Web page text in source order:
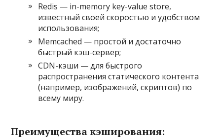
Redis — in-memory key-value store,
известный своей скоростью и удобством
использования;
Memcached — простой и достаточно
быстрый кэш-сервер;
CDN-кэши — для быстрого
распространения статического контента
(например, изображений, скриптов) по
всему миру.
Преимущества кэширования: